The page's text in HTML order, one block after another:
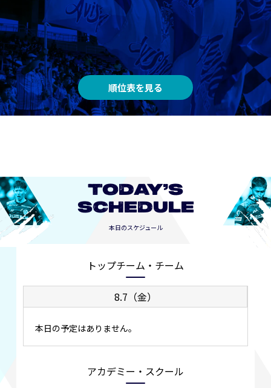
順位表を見る
TODAY’S
SCHEDULE
本日のスケジュール
トップチーム・チーム
8.7（金）
本日の予定はありません。
アカデミー・スクール